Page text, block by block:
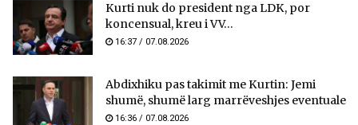
Kurti nuk do president nga LDK, por
koncensual, kreu i VV...
16:37 / 07.08.2026
Abdixhiku pas takimit me Kurtin: Jemi
shumë, shumë larg marrëveshjes eventuale
16:36 / 07.08.2026